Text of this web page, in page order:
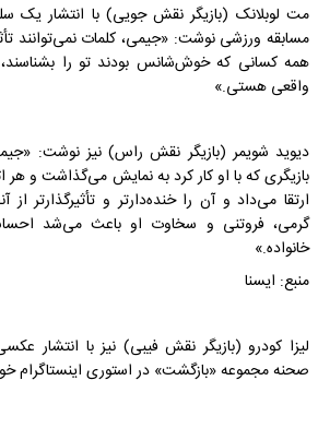
مت لوبلانک (بازیگر نقش جویی) با انتشار یک
مسابقه ورزشی نوشت: «جیمی، کلمات نمی‌توانند
همه کسانی که خوش‌شانس بودند تو را
واقعی هستی.»
دیوید شویمر (بازیگر نقش راس) نیز نوشت:
بازیگری که با او کار کرد به نمایش می‌گذاشت و هر
ارتقا می‌داد و آن را خنده‌دارتر و تأثیرگذارتر
گرمی، فروتنی و سخاوت او باعث می‌شد
خانواده.»
منبع: ایسنا
لیزا کودرو (بازیگر نقش فیبی) نیز با انتشار
صحنه مجموعه «بازگشت» در استوری اینستاگرام